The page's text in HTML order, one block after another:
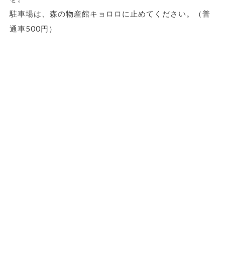
駐車場は、森の物産館キョロロに止めてください。（普
通車500円）